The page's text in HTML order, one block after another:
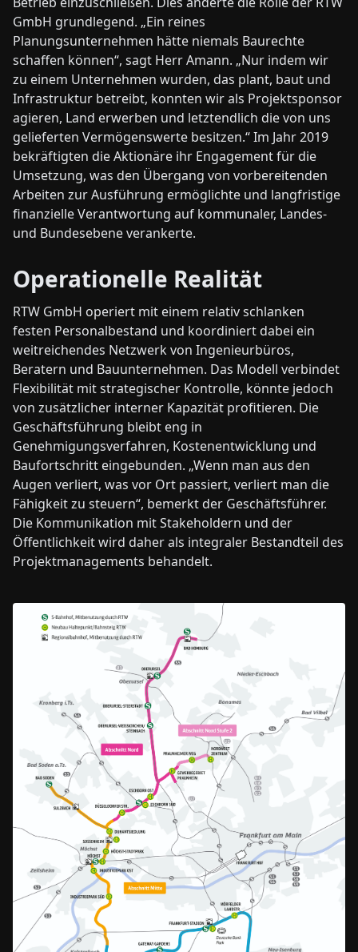
GmbH grundlegend. „Ein reines
Planungsunternehmen hätte niemals Baurechte
schaffen können“, sagt Herr Amann. „Nur indem wir
zu einem Unternehmen wurden, das plant, baut und
Infrastruktur betreibt, konnten wir als Projektsponsor
agieren, Land erwerben und letztendlich die von uns
gelieferten Vermögenswerte besitzen.“ Im Jahr 2019
bekräftigten die Aktionäre ihr Engagement für die
Umsetzung, was den Übergang von vorbereitenden
Arbeiten zur Ausführung ermöglichte und langfristige
finanzielle Verantwortung auf kommunaler, Landes-
und Bundesebene verankerte.
Operationelle Realität
RTW GmbH operiert mit einem relativ schlanken
festen Personalbestand und koordiniert dabei ein
weitreichendes Netzwerk von Ingenieurbüros,
Beratern und Bauunternehmen. Das Modell verbindet
Flexibilität mit strategischer Kontrolle, könnte jedoch
von zusätzlicher interner Kapazität profitieren. Die
Geschäftsführung bleibt eng in
Genehmigungsverfahren, Kostenentwicklung und
Baufortschritt eingebunden. „Wenn man aus den
Augen verliert, was vor Ort passiert, verliert man die
Fähigkeit zu steuern“, bemerkt der Geschäftsführer.
Die Kommunikation mit Stakeholdern und der
Öffentlichkeit wird daher als integraler Bestandteil des
Projektmanagements behandelt.